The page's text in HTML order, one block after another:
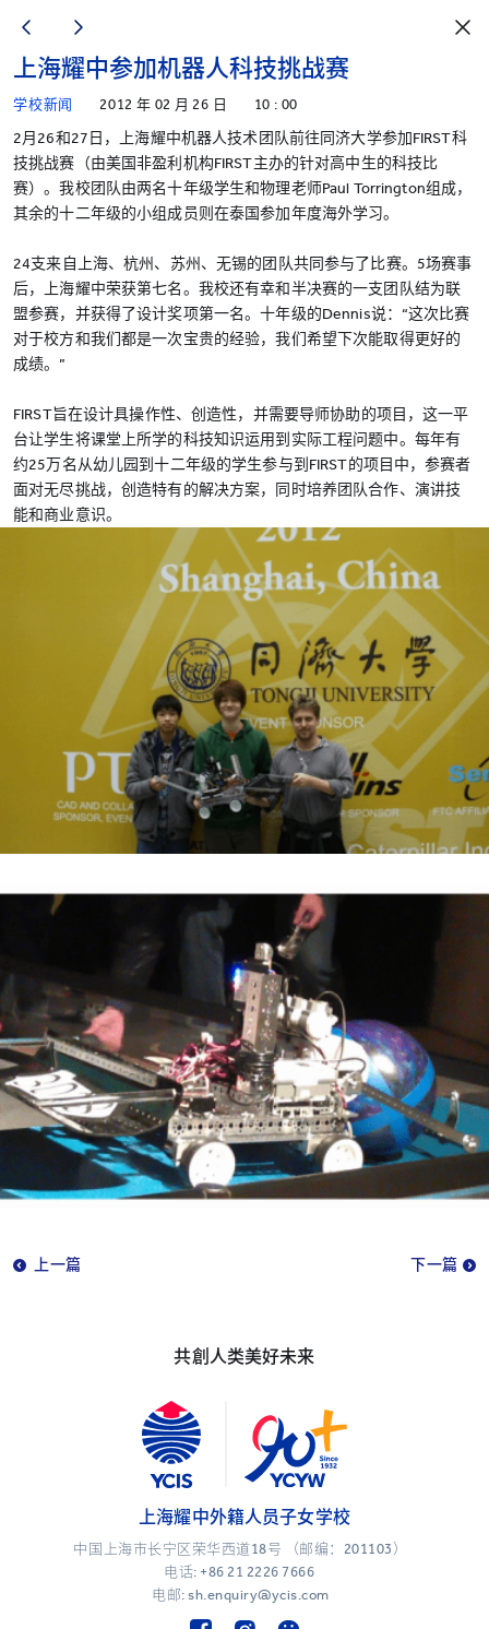
上海耀中参加机器人科技挑战赛
学校新闻 2012 年 02 月 26 日 10 : 00
2月26和27日，上海耀中机器人技术团队前往同济大学参加FIRST科
技挑战赛（由美国非盈利机构FIRST主办的针对高中生的科技比
赛）。我校团队由两名十年级学生和物理老师Paul Torrington组成，
其余的十二年级的小组成员则在泰国参加年度海外学习。
24支来自上海、杭州、苏州、无锡的团队共同参与了比赛。5场赛事
后，上海耀中荣获第七名。我校还有幸和半决赛的一支团队结为联
盟参赛，并获得了设计奖项第一名。十年级的Dennis说：“这次比赛
对于校方和我们都是一次宝贵的经验，我们希望下次能取得更好的
成绩。”
FIRST旨在设计具操作性、创造性，并需要导师协助的项目，这一平
台让学生将课堂上所学的科技知识运用到实际工程问题中。每年有
约25万名从幼儿园到十二年级的学生参与到FIRST的项目中，参赛者
面对无尽挑战，创造特有的解决方案，同时培养团队合作、演讲技
能和商业意识。
上一篇 下一篇
共創人类美好未来
上海耀中外籍人员子女学校
中国上海市长宁区荣华西道18号 （邮编：201103）
电话: +86 21 2226 7666
电邮: sh.enquiry@ycis.com